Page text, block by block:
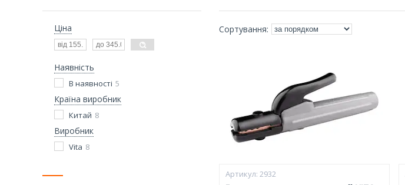
2932
Ціна
Наявність
В наявності 5
Країна виробник
Китай 8
Виробник
Vita 8